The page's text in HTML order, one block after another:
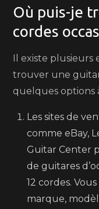
Où puis-je
cordes
Il existe plusieurs
trouver une
quelques options
Les sites de
comme eBay,
Guitar Center
de guitares
12 cordes.
marque,